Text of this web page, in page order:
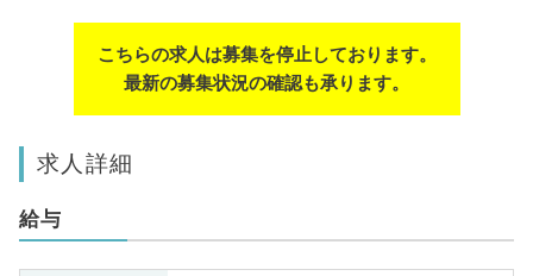
こちらの求人は募集を停止しております。
最新の募集状況の確認も承ります。
求人詳細
給与